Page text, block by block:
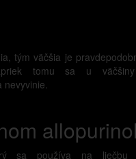
tým väčšia je
tomu sa u väčšiny
nevyvinie.
allopurinol
sa používa na liečbu